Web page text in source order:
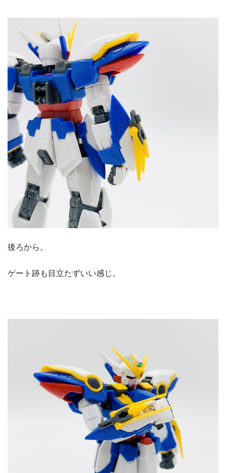
後ろから。
ゲート跡も目立たずいい感じ。